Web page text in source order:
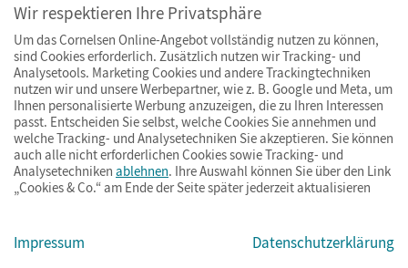
© Cornelsen Verlag 2026
ImpressumAGBDatenschutzBarrierefreiheitCookies & Co.
Wir respektieren Ihre Privatsphäre
Um das Cornelsen Online-Angebot vollständig nutzen zu können,
sind Cookies erforderlich. Zusätzlich nutzen wir Tracking- und
Analysetools. Marketing Cookies und andere Trackingtechniken
nutzen wir und unsere Werbepartner, wie z. B. Google und Meta, um
Ihnen personalisierte Werbung anzuzeigen, die zu Ihren Interessen
passt. Entscheiden Sie selbst, welche Cookies Sie annehmen und
welche Tracking- und Analysetechniken Sie akzeptieren. Sie können
auch alle nicht erforderlichen Cookies sowie Tracking- und
Analysetechniken ablehnen. Ihre Auswahl können Sie über den Link
„Cookies & Co.“ am Ende der Seite später jederzeit aktualisieren
Impressum Datenschutzerklärung